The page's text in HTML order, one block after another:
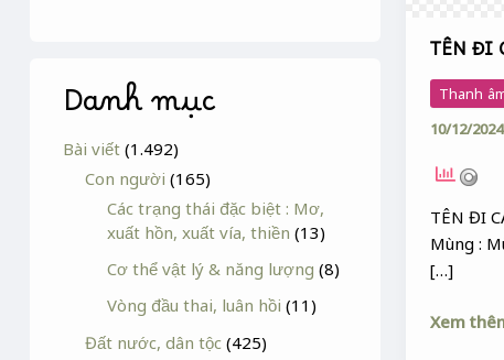
Danh mục
Bài viết (1.492)
Con người (165)
Các trạng thái đặc biệt : Mơ,
xuất hồn, xuất vía, thiền (13)
Cơ thể vật lý & năng lượng (8)
Vòng đầu thai, luân hồi (11)
Đất nước, dân tộc (425)
TÊN ĐI
Thanh
10/12/2024
TÊN ĐI
Mùng :
[…]
Xem